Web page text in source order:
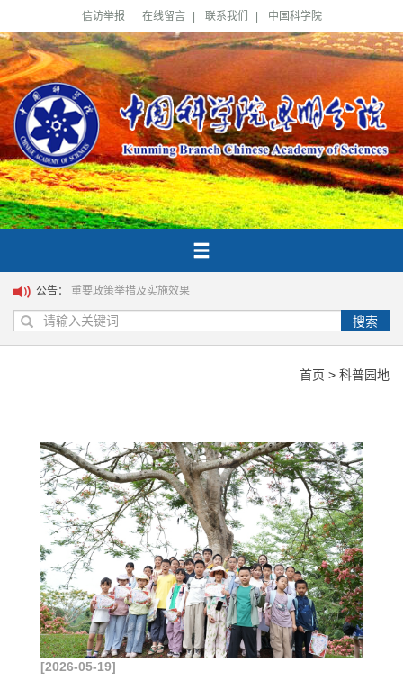
信访举报 在线留言 联系我们 中国科学院
公告： 重要政策举措及实施效果
搜索
首页 > 科普园地
[2026-05-19]